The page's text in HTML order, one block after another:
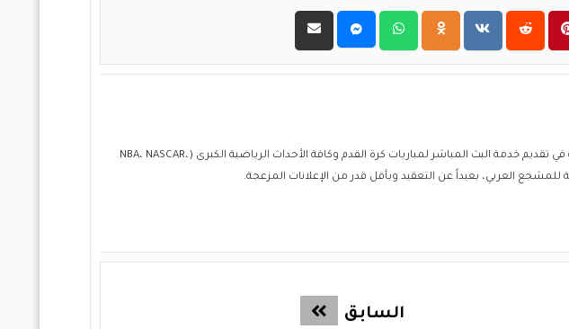
حول موقع "مباريات ستور بث مباشر" موقع مباريات ستور هو منصة رياضية متكاملة متخصصة في تقديم خدمة البث المباشر لمباريات كرة القدم وكافة الأحداث الرياضية الكبرى (NBA، NASCAR،
السابق